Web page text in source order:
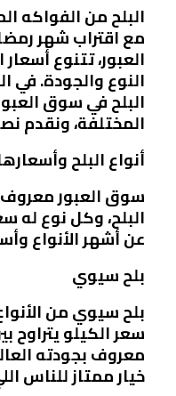
البلح من الفواكه
مع اقتراب شهر
العبور، تتنوع
النوع والجودة. في
البلح في سوق
المختلفة، ونقدم
أنواع البلح
سوق العبور معروف
البلح، وكل نوع له
عن أشهر الأنواع
بلح سيوي
بلح سيوي من
معروف بجودته
خيار ممتاز للناس